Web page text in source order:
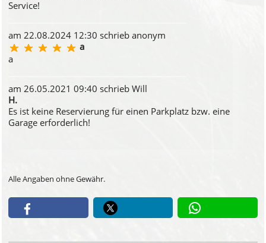
Service!
am 22.08.2024 12:30 schrieb anonym
a
a
am 26.05.2021 09:40 schrieb Will
H.
Es ist keine Reservierung für einen Parkplatz bzw. eine
Garage erforderlich!
Alle Angaben ohne Gewähr.